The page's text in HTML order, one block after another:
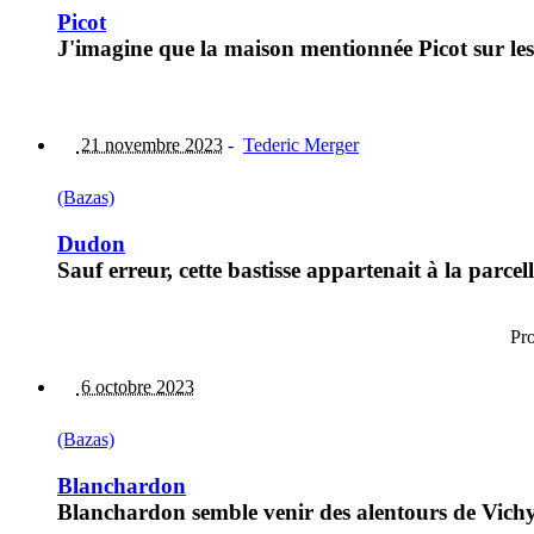
Picot
J'imagine que la maison mentionnée Picot sur
21 novembre 2023 - Tederic Merger
(Bazas)
Dudon
Sauf erreur, cette bastisse appartenait à la
6 octobre 2023
(Bazas)
Blanchardon
Blanchardon semble venir des alentours de